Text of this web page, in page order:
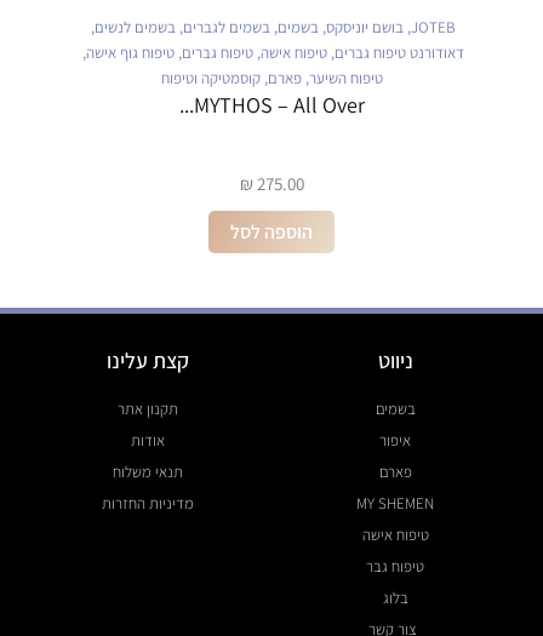
JOTEB
,בושם יוניסקס,בשמים,בשמים לגברים,בשמים לנשים,
דאודורנט טיפוח גברים,טיפוח אישה,טיפוח גברים,טיפוח גוף אישה,
טיפוח השיער,פארם,קוסמטיקה וטיפוח
MYTHOS – All Over...
275.00
₪
הוספה לסל
ניווט
בשמים
איפור
פארם
MY SHEMEN
טיפוח אישה
טיפוח גבר
בלוג
צור קשר
קצת עלינו
תקנון אתר
אודות
תנאי משלוח
מדיניות החזרות